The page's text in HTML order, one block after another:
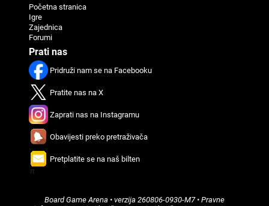
Početna stranica
Igre
Zajednica
Forumi
Prati nas
Pridruži nam se na Facebooku
Pratitе nas na X
Zaprati nas na Instagramu
Obavijеsti preko prеtraživača
Prеtplatitе sе na naš biltеn
Board Game Arena • verzija 260806-0930-M7• Pravne
π